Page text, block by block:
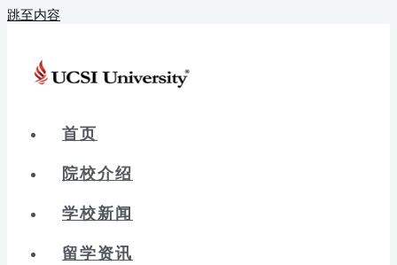
跳至内容
首页
院校介绍
学校新闻
留学资讯